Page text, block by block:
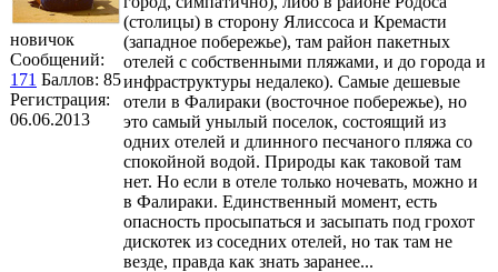
новичок
Сообщений:
171 Баллов: 85
Регистрация:
06.06.2013
(столицы) в сторону Ялиссоса и Кремасти
(западное побережье), там район пакетных
отелей с собственными пляжами, и до города и
инфраструктуры недалеко). Самые дешевые
отели в Фалираки (восточное побережье), но
это самый унылый поселок, состоящий из
одних отелей и длинного песчаного пляжа со
спокойной водой. Природы как таковой там
нет. Но если в отеле только ночевать, можно и
в Фалираки. Единственный момент, есть
опасность просыпаться и засыпать под грохот
дискотек из соседних отелей, но так там не
везде, правда как знать заранее...